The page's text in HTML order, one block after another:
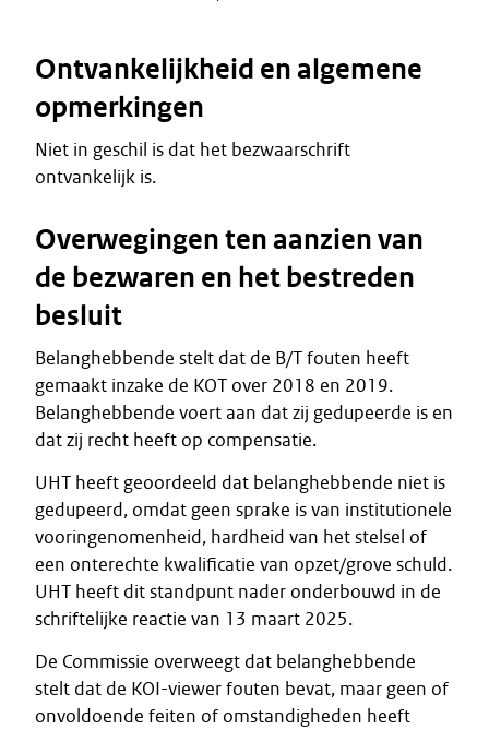
Ontvankelijkheid en algemene
opmerkingen
Niet in geschil is dat het bezwaarschrift
ontvankelijk is.
Overwegingen ten aanzien van
de bezwaren en het bestreden
besluit
Belanghebbende stelt dat de B/T fouten heeft
gemaakt inzake de KOT over 2018 en 2019.
Belanghebbende voert aan dat zij gedupeerde is en
dat zij recht heeft op compensatie.
UHT heeft geoordeeld dat belanghebbende niet is
gedupeerd, omdat geen sprake is van institutionele
vooringenomenheid, hardheid van het stelsel of
een onterechte kwalificatie van opzet/grove schuld.
UHT heeft dit standpunt nader onderbouwd in de
schriftelijke reactie van 13 maart 2025.
De Commissie overweegt dat belanghebbende
stelt dat de KOI-viewer fouten bevat, maar geen of
onvoldoende feiten of omstandigheden heeft